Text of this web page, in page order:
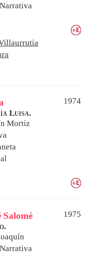
1974
Luisa.
Mortiz
Salomé
1975